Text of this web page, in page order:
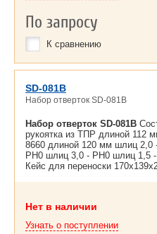
По запросу
К сравнению
SD-081B
Набор отверток SD-081B
Набор отверток SD-081B
рукоятка из ТПР длиной 112
8660 длиной 120 мм шлиц 2,0
PH0 шлиц 3,0 - PH0 шлиц 1,5
Кейс для переноски
Нет в наличии
Узнать о поступлении